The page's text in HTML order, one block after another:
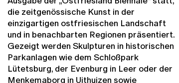
die zeitgenössische Kunst in der
einzigartigen ostfriesischen Landschaft
und in benachbarten Regionen präsentiert.
Gezeigt werden Skulpturen in historischen
Parkanlagen wie dem Schloßpark
Lütetsburg, der Evenburg in Leer oder der
Menkemaborg in Uithuizen sowie